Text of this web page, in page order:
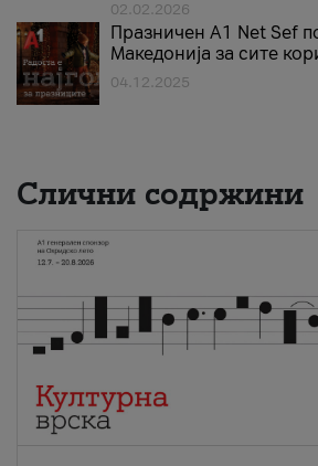
02.02.2026
Празничен A1 Net Sеf
Македонија за сите
04.12.2025
Слични содржини